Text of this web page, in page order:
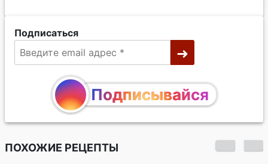
Подписаться
Подписывайся
ПОХОЖИЕ РЕЦЕПТЫ